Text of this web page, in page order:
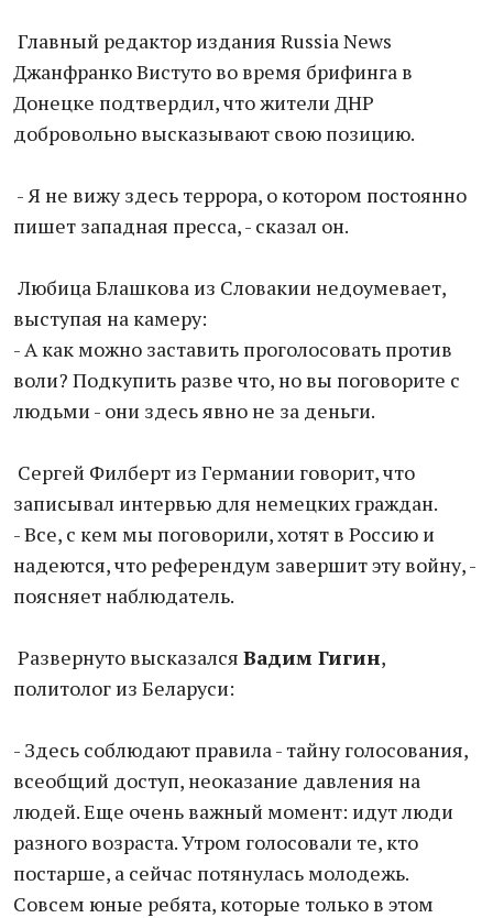
Главный редактор издания Russia News
Джанфранко Вистуто во время брифинга в
Донецке подтвердил, что жители ДНР
добровольно высказывают свою позицию.
- Я не вижу здесь террора, о котором постоянно
пишет западная пресса, - сказал он.
Любица Блашкова из Словакии недоумевает,
выступая на камеру:
- А как можно заставить проголосовать против
воли? Подкупить разве что, но вы поговорите с
людьми - они здесь явно не за деньги.
Сергей Филберт из Германии говорит, что
записывал интервью для немецких граждан.
- Все, с кем мы поговорили, хотят в Россию и
надеются, что референдум завершит эту войну, -
поясняет наблюдатель.
Развернуто высказался Вадим Гигин,
политолог из Беларуси:
- Здесь соблюдают правила - тайну голосования,
всеобщий доступ, неоказание давления на
людей. Еще очень важный момент: идут люди
разного возраста. Утром голосовали те, кто
постарше, а сейчас потянулась молодежь.
Совсем юные ребята, которые только в этом